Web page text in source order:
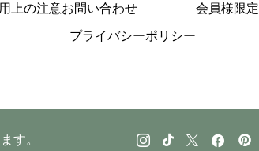
上の注意お問い合わせ
プライバシーポリシー
会員様限定
す。